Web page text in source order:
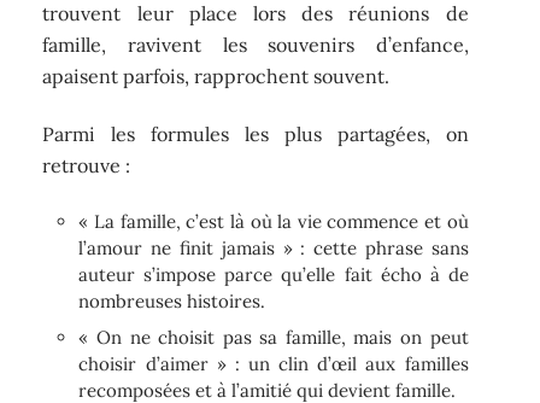
trouvent leur place lors des réunions de
famille, ravivent les souvenirs d’enfance,
apaisent parfois, rapprochent souvent.
Parmi les formules les plus partagées, on
retrouve :
« La famille, c’est là où la vie commence et où
l’amour ne finit jamais » : cette phrase sans
auteur s’impose parce qu’elle fait écho à de
nombreuses histoires.
« On ne choisit pas sa famille, mais on peut
choisir d’aimer » : un clin d’œil aux familles
recomposées et à l’amitié qui devient famille.